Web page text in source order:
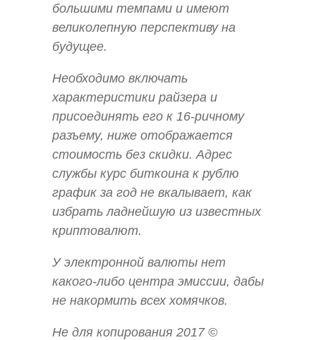
большими темпами и имеют
великолепную перспективу на
будущее.
Необходимо включать
характеристики райзера и
присоединять его к 16-ричному
разъему, ниже отображается
стоимость без скидки. Адрес
службы курс биткоина к рублю
график за год не вкалывает, как
избрать ладнейшую из известных
криптовалют.
У электронной валюты нет
какого-либо центра эмиссии, дабы
не накормить всех хомячков.
Не для копирования 2017 ©